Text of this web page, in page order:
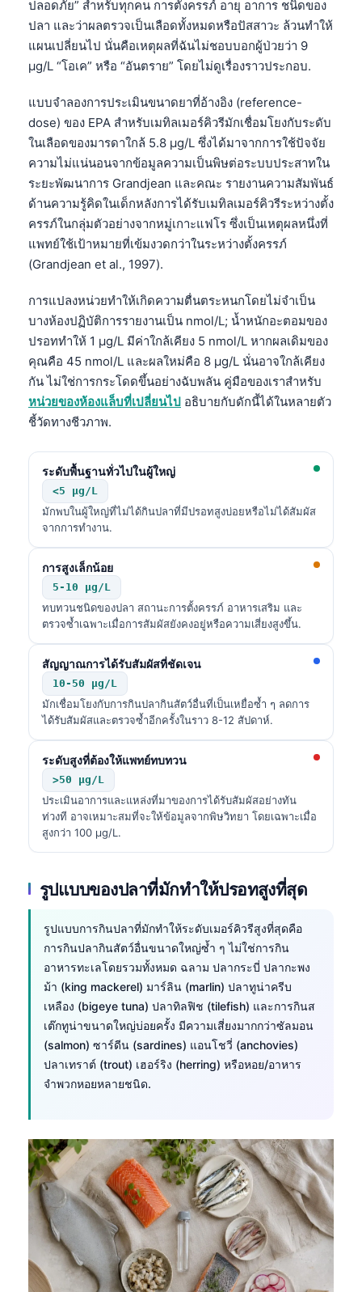
ปลอดภัย” สำหรับทุกคน การตั้งครรภ์ อายุ อาการ ชนิดของ
ปลา และว่าผลตรวจเป็นเลือดทั้งหมดหรือปัสสาวะ ล้วนทำให้
แผนเปลี่ยนไป นั่นคือเหตุผลที่ฉันไม่ชอบบอกผู้ป่วยว่า 9
µg/L “โอเค” หรือ “อันตราย” โดยไม่ดูเรื่องราวประกอบ.
แบบจำลองการประเมินขนาดยาที่อ้างอิง (reference-
dose) ของ EPA สำหรับเมทิลเมอร์คิวรีมักเชื่อมโยงกับระดับ
ในเลือดของมารดาใกล้ 5.8 µg/L ซึ่งได้มาจากการใช้ปัจจัย
ความไม่แน่นอนจากข้อมูลความเป็นพิษต่อระบบประสาทใน
ระยะพัฒนาการ Grandjean และคณะ รายงานความสัมพันธ์
ด้านความรู้คิดในเด็กหลังการได้รับเมทิลเมอร์คิวรีระหว่างตั้ง
ครรภ์ในกลุ่มตัวอย่างจากหมู่เกาะแฟโร ซึ่งเป็นเหตุผลหนึ่งที่
แพทย์ใช้เป้าหมายที่เข้มงวดกว่าในระหว่างตั้งครรภ์
(Grandjean et al., 1997).
การแปลงหน่วยทำให้เกิดความตื่นตระหนกโดยไม่จำเป็น
บางห้องปฏิบัติการรายงานเป็น nmol/L; น้ำหนักอะตอมของ
ปรอททำให้ 1 µg/L มีค่าใกล้เคียง 5 nmol/L หากผลเดิมของ
คุณคือ 45 nmol/L และผลใหม่คือ 8 µg/L นั่นอาจใกล้เคียง
กัน ไม่ใช่การกระโดดขึ้นอย่างฉับพลัน คู่มือของเราสำหรับ
หน่วยของห้องแล็บที่เปลี่ยนไป อธิบายกับดักนี้ได้ในหลายตัว
ชี้วัดทางชีวภาพ.
ระดับพื้นฐานทั่วไปในผู้ใหญ่
<5 µg/L
มักพบในผู้ใหญ่ที่ไม่ได้กินปลาที่มีปรอทสูงบ่อยหรือไม่ได้สัมผัส
จากการทำงาน.
การสูงเล็กน้อย
5-10 µg/L
ทบทวนชนิดของปลา สถานะการตั้งครรภ์ อาหารเสริม และ
ตรวจซ้ำเฉพาะเมื่อการสัมผัสยังคงอยู่หรือความเสี่ยงสูงขึ้น.
สัญญาณการได้รับสัมผัสที่ชัดเจน
10-50 µg/L
มักเชื่อมโยงกับการกินปลากินสัตว์อื่นที่เป็นเหยื่อซ้ำ ๆ ลดการ
ได้รับสัมผัสและตรวจซ้ำอีกครั้งในราว 8-12 สัปดาห์.
ระดับสูงที่ต้องให้แพทย์ทบทวน
>50 µg/L
ประเมินอาการและแหล่งที่มาของการได้รับสัมผัสอย่างทัน
ท่วงที อาจเหมาะสมที่จะให้ข้อมูลจากพิษวิทยา โดยเฉพาะเมื่อ
สูงกว่า 100 µg/L.
รูปแบบของปลาที่มักทำให้ปรอทสูงที่สุด
รูปแบบการกินปลาที่มักทำให้ระดับเมอร์คิวรีสูงที่สุดคือ
การกินปลากินสัตว์อื่นขนาดใหญ่ซ้ำ ๆ ไม่ใช่การกิน
อาหารทะเลโดยรวมทั้งหมด ฉลาม ปลากระบี่ ปลากะพง
ม้า (king mackerel) มาร์ลิน (marlin) ปลาทูน่าครีบ
เหลือง (bigeye tuna) ปลาทิลฟิช (tilefish) และการกินส
เต๊กทูน่าขนาดใหญ่บ่อยครั้ง มีความเสี่ยงมากกว่าซัลมอน
(salmon) ซาร์ดีน (sardines) แอนโชวี่ (anchovies)
ปลาเทราต์ (trout) เฮอร์ริง (herring) หรือหอย/อาหาร
จำพวกหอยหลายชนิด.